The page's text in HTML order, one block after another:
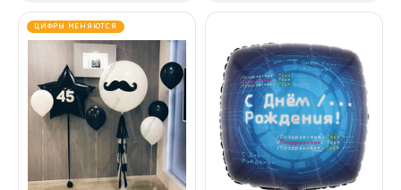
ЦИФРЫ МЕНЯЮТСЯ